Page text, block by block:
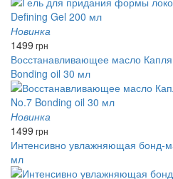
Новинка
1499 грн
Восстанавливающее масло
Bonding oil 30 мл
Новинка
1499 грн
Интенсивно увлажняющая бонд-
мл